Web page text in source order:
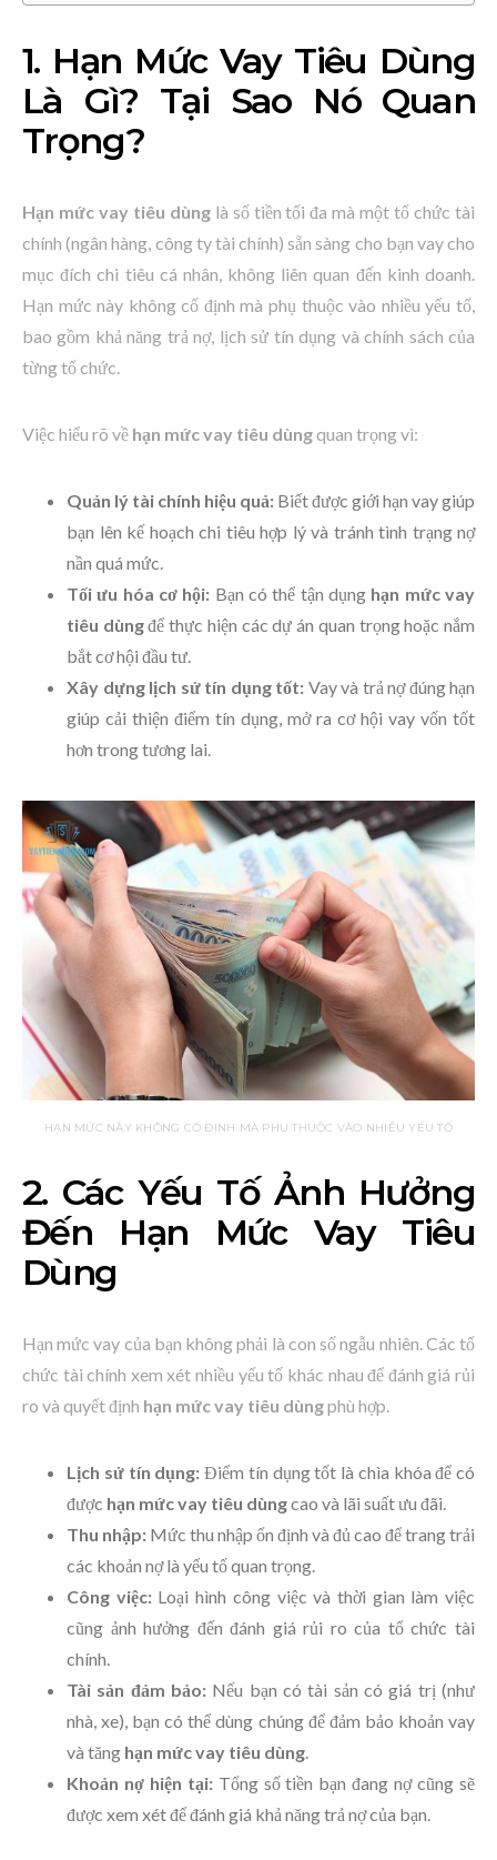
1. Hạn Mức Vay Tiêu Dùng
Là Gì? Tại Sao Nó Quan
Trọng?
Hạn mức vay tiêu dùnglà số tiền tối đa mà một tổ chức tài
chính (ngân hàng, công ty tài chính) sẵn sàng cho bạn vay cho
mục đích chi tiêu cá nhân, không liên quan đến kinh doanh.
Hạn mức này không cố định mà phụ thuộc vào nhiều yếu tố,
bao gồm khả năng trả nợ, lịch sử tín dụng và chính sách của
từng tổ chức.
Việc hiểu rõ về hạn mức vay tiêu dùngquan trọng vì:
Quản lý tài chính hiệu quả: Biết được giới hạn vay giúp
bạn lên kế hoạch chi tiêu hợp lý và tránh tình trạng nợ
nần quá mức.
Tối ưu hóa cơ hội: Bạn có thể tận dụng hạn mức vay
tiêu dùngđể thực hiện các dự án quan trọng hoặc nắm
bắt cơ hội đầu tư.
Xây dựng lịch sử tín dụng tốt: Vay và trả nợ đúng hạn
giúp cải thiện điểm tín dụng, mở ra cơ hội vay vốn tốt
hơn trong tương lai.
HẠN MỨC NÀY KHÔNG CỐ ĐỊNH MÀ PHỤ THUỘC VÀO NHIỀU YẾU TỐ
2. Các Yếu Tố Ảnh Hưởng
Đến Hạn Mức Vay Tiêu
Dùng
Hạn mức vay của bạn không phải là con số ngẫu nhiên. Các tổ
chức tài chính xem xét nhiều yếu tố khác nhau để đánh giá rủi
ro và quyết định hạn mức vay tiêu dùngphù hợp.
Lịch sử tín dụng: Điểm tín dụng tốt là chìa khóa để có
được hạn mức vay tiêu dùngcao và lãi suất ưu đãi.
Thu nhập: Mức thu nhập ổn định và đủ cao để trang trải
các khoản nợ là yếu tố quan trọng.
Công việc:Loại hình công việc và thời gian làm việc
cũng ảnh hưởng đến đánh giá rủi ro của tổ chức tài
chính.
Tài sản đảm bảo: Nếu bạn có tài sản có giá trị (như
nhà, xe), bạn có thể dùng chúng để đảm bảo khoản vay
và tăng hạn mức vay tiêu dùng
Khoản nợ hiện tại:Tổng số tiền bạn đang nợ cũng sẽ
được xem xét để đánh giá khả năng trả nợ của bạn.